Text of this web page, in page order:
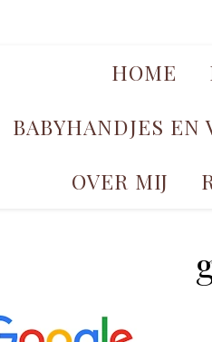
HOME
BABYHANDJES EN
OVER MIJ